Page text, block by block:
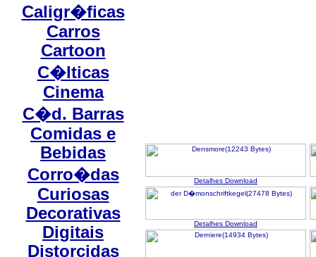
Caligr�ficas
Carros
Cartoon
C�lticas
Cinema
C�d. Barras
Comidas e
Bebidas
Corro�das
Curiosas
Decorativas
Digitais
Distorcidas
Detalhes Download
Detalhes Download